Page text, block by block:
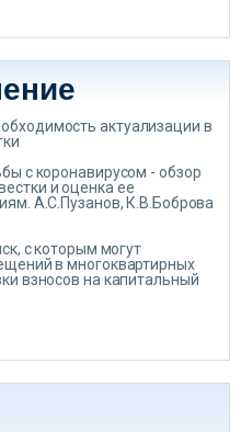
актуализации в
с коронавирусом - обзор
и оценка ее
А.С.Пузанов, К.В.Боброва
с которым могут
в многоквартирных
взносов на капитальный